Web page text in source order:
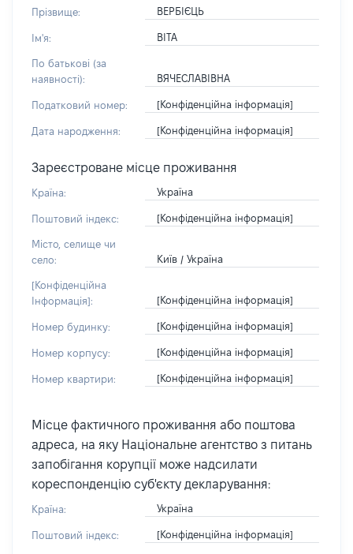
Прізвище: ВЕРБІЄЦЬ
Ім'я: ВІТА
По батькові (за
наявності):
ВЯЧЕСЛАВІВНА
Податковий номер: [Конфіденційна інформація]
Дата народження: [Конфіденційна інформація]
Зареєстроване місце проживання
Країна: Україна
Поштовий індекс: [Конфіденційна інформація]
Місто, селище чи
село:
Київ / Україна
[Конфіденційна
Інформація]:
[Конфіденційна інформація]
Номер будинку: [Конфіденційна інформація]
Номер корпусу: [Конфіденційна інформація]
Номер квартири: [Конфіденційна інформація]
Місце фактичного проживання або поштова
адреса, на яку Національне агентство з питань
запобігання корупції може надсилати
кореспонденцію суб'єкту декларування:
Країна: Україна
Поштовий індекс: [Конфіденційна інформація]